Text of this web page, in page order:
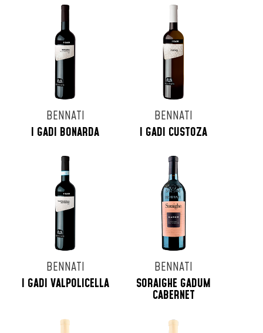
BENNATI
I GADI BONARDA
BENNATI
I GADI CUSTOZA
BENNATI
I GADI VALPOLICELLA
BENNATI
SORAIGHE GADUM
CABERNET